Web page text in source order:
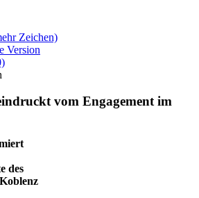
vom Engagement im
des